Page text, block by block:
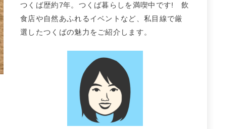
つくば歴約7年。つくば暮らしを満喫中です! 飲
食店や自然あふれるイベントなど、私目線で厳
選したつくばの魅力をご紹介します。